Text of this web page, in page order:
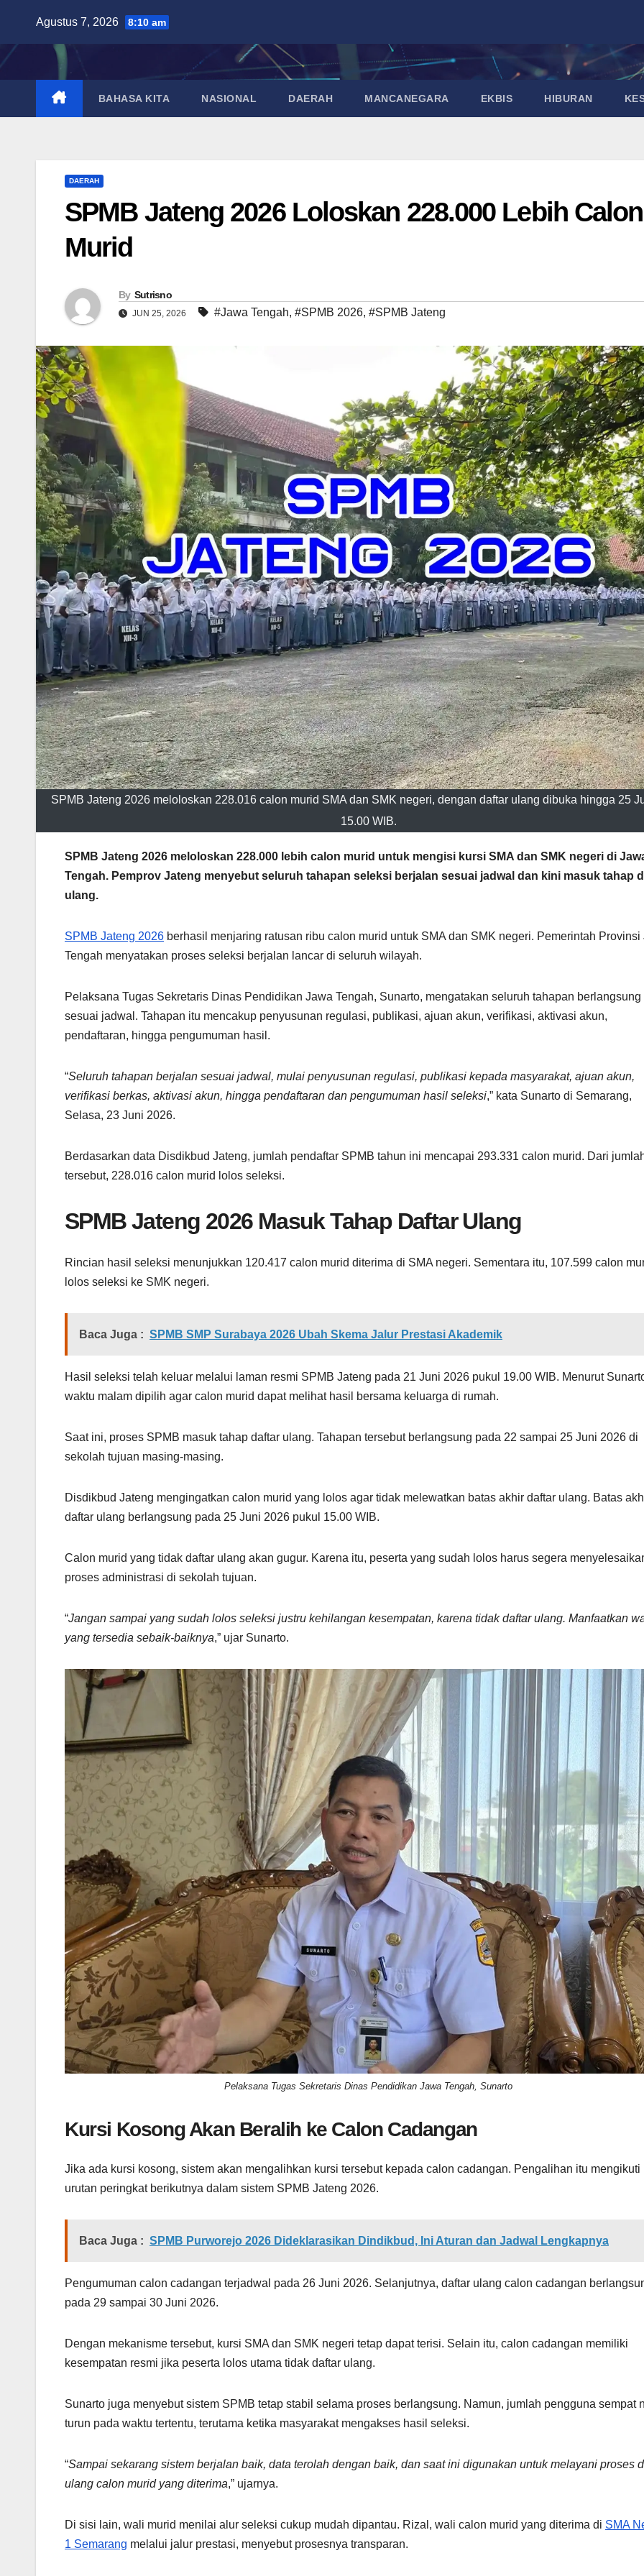
content
Agustus 7, 2026 8:10 am
BAHASA KITA NASIONAL DAERAH MANCANEGARA EKBIS HIBURAN
DAERAH
SPMB Jateng 2026 Loloskan 228.000 Lebih Calon
Murid
By Sutrisno
JUN 25, 2026 #Jawa Tengah, #SPMB 2026, #SPMB Jateng
SPMB Jateng 2026 meloloskan 228.016 calon murid SMA dan SMK negeri, dengan daftar ulang dibuka hingga 25
15.00 WIB.
SPMB Jateng 2026 meloloskan 228.000 lebih calon murid untuk mengisi kursi SMA dan SMK negeri di
Tengah. Pemprov Jateng menyebut seluruh tahapan seleksi berjalan sesuai jadwal dan kini masuk tahap
ulang.
SPMB Jateng 2026 berhasil menjaring ratusan ribu calon murid untuk SMA dan SMK negeri. Pemerintah Provinsi
Tengah menyatakan proses seleksi berjalan lancar di seluruh wilayah.
Pelaksana Tugas Sekretaris Dinas Pendidikan Jawa Tengah, Sunarto, mengatakan seluruh tahapan berlangsung
sesuai jadwal. Tahapan itu mencakup penyusunan regulasi, publikasi, ajuan akun, verifikasi, aktivasi akun,
pendaftaran, hingga pengumuman hasil.
“Seluruh tahapan berjalan sesuai jadwal, mulai penyusunan regulasi, publikasi kepada masyarakat, ajuan akun,
verifikasi berkas, aktivasi akun, hingga pendaftaran dan pengumuman hasil seleksi,” kata Sunarto di Semarang,
Selasa, 23 Juni 2026.
Berdasarkan data Disdikbud Jateng, jumlah pendaftar SPMB tahun ini mencapai 293.331 calon murid. Dari
tersebut, 228.016 calon murid lolos seleksi.
SPMB Jateng 2026 Masuk Tahap Daftar Ulang
Rincian hasil seleksi menunjukkan 120.417 calon murid diterima di SMA negeri. Sementara itu, 107.599 calon
lolos seleksi ke SMK negeri.
Baca Juga : SPMB SMP Surabaya 2026 Ubah Skema Jalur Prestasi Akademik
Hasil seleksi telah keluar melalui laman resmi SPMB Jateng pada 21 Juni 2026 pukul 19.00 WIB. Menurut
waktu malam dipilih agar calon murid dapat melihat hasil bersama keluarga di rumah.
Saat ini, proses SPMB masuk tahap daftar ulang. Tahapan tersebut berlangsung pada 22 sampai 25 Juni 2026 di
sekolah tujuan masing-masing.
Disdikbud Jateng mengingatkan calon murid yang lolos agar tidak melewatkan batas akhir daftar ulang. Batas
daftar ulang berlangsung pada 25 Juni 2026 pukul 15.00 WIB.
Calon murid yang tidak daftar ulang akan gugur. Karena itu, peserta yang sudah lolos harus segera
proses administrasi di sekolah tujuan.
“Jangan sampai yang sudah lolos seleksi justru kehilangan kesempatan, karena tidak daftar ulang. Manfaatkan
yang tersedia sebaik-baiknya,” ujar Sunarto.
Pelaksana Tugas Sekretaris Dinas Pendidikan Jawa Tengah, Sunarto
Kursi Kosong Akan Beralih ke Calon Cadangan
Jika ada kursi kosong, sistem akan mengalihkan kursi tersebut kepada calon cadangan. Pengalihan itu mengikuti
urutan peringkat berikutnya dalam sistem SPMB Jateng 2026.
Baca Juga : SPMB Purworejo 2026 Dideklarasikan Dindikbud, Ini Aturan dan Jadwal Lengkapnya
Pengumuman calon cadangan terjadwal pada 26 Juni 2026. Selanjutnya, daftar ulang calon cadangan
pada 29 sampai 30 Juni 2026.
Dengan mekanisme tersebut, kursi SMA dan SMK negeri tetap dapat terisi. Selain itu, calon cadangan memiliki
kesempatan resmi jika peserta lolos utama tidak daftar ulang.
Sunarto juga menyebut sistem SPMB tetap stabil selama proses berlangsung. Namun, jumlah pengguna sempat
turun pada waktu tertentu, terutama ketika masyarakat mengakses hasil seleksi.
“Sampai sekarang sistem berjalan baik, data terolah dengan baik, dan saat ini digunakan untuk melayani proses
ulang calon murid yang diterima,” ujarnya.
Di sisi lain, wali murid menilai alur seleksi cukup mudah dipantau. Rizal, wali calon murid yang diterima di SMA
1 Semarang melalui jalur prestasi, menyebut prosesnya transparan.